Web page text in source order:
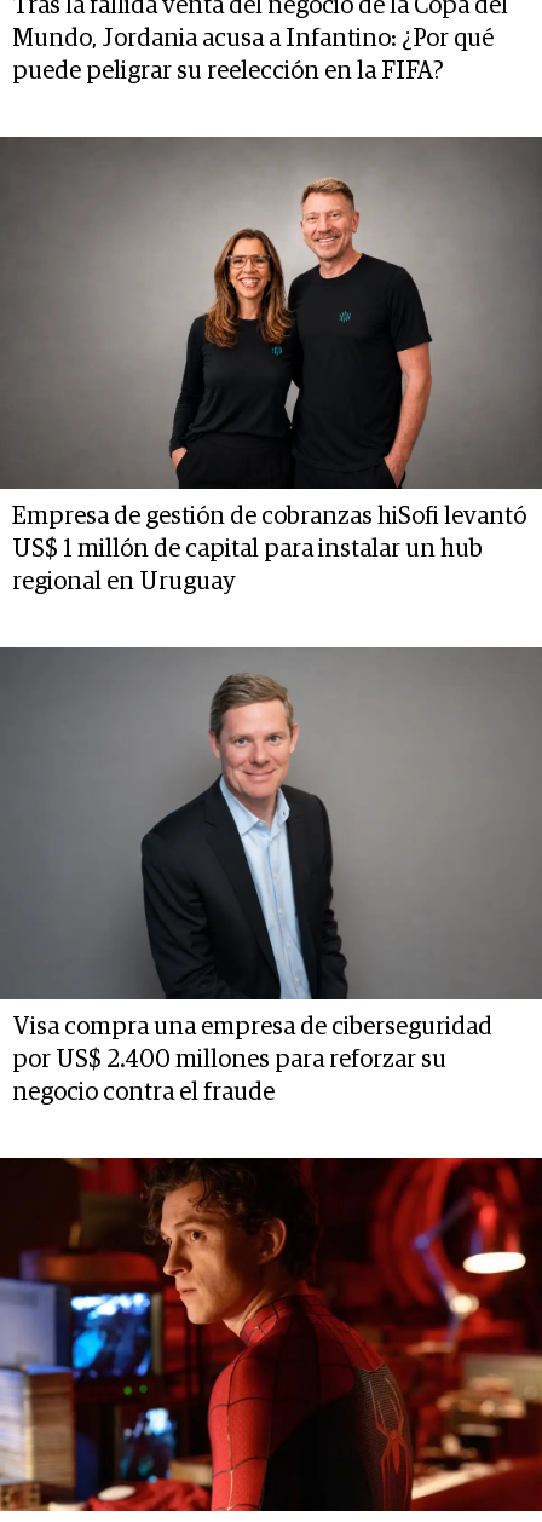
Tras la fallida venta del negocio de la Copa del
Mundo, Jordania acusa a Infantino: ¿Por qué
puede peligrar su reelección en la FIFA?
Empresa de gestión de cobranzas hiSofi levantó
US$ 1 millón de capital para instalar un hub
regional en Uruguay
Visa compra una empresa de ciberseguridad
por US$ 2.400 millones para reforzar su
negocio contra el fraude